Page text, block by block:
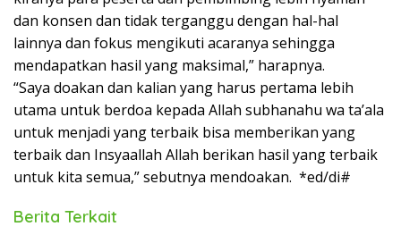
dan konsen dan tidak terganggu dengan hal-hal
lainnya dan fokus mengikuti acaranya sehingga
mendapatkan hasil yang maksimal,” harapnya.
“Saya doakan dan kalian yang harus pertama lebih
utama untuk berdoa kepada Allah subhanahu wa ta’ala
untuk menjadi yang terbaik bisa memberikan yang
terbaik dan Insyaallah Allah berikan hasil yang terbaik
untuk kita semua,” sebutnya mendoakan. *ed/di#
Berita Terkait